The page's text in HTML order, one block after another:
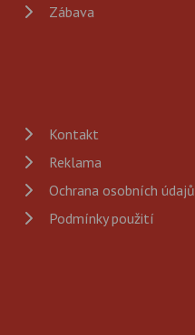
Zábava
Kontakt
Reklama
Ochrana osobních údajů
Podmínky použití